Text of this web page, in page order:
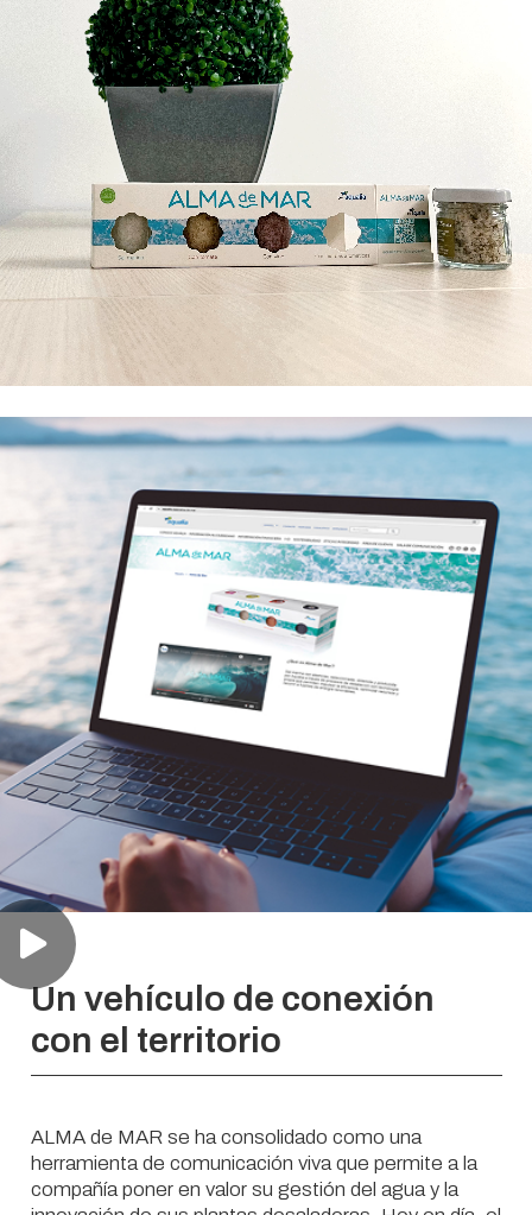
Un vehículo de conexión
con el territorio
ALMA de MAR se ha consolidado como una
herramienta de comunicación viva que permite a la
compañía poner en valor su gestión del agua y la